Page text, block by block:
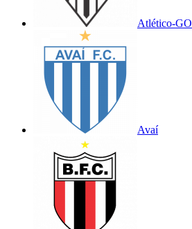
Atlético-GO
Avaí